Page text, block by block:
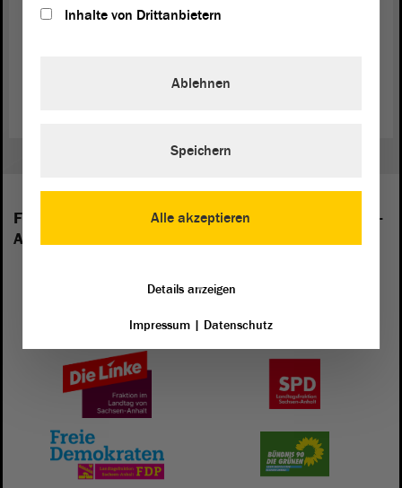
Folgende Fraktionen sind im Landtag von Sachsen-
Anhalt vertreten:
Inhalte von Drittanbietern
Alle akzeptieren
Ablehnen
Speichern
Details anzeigen
Impressum| Datenschutz